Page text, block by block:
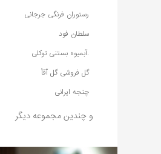
رستوران فرنگی جرجانی
سلطان فود
.آبمیوه بستنی توکلی
گل فروشی گل آقأ
چنجه ایرانی
و چندین مجموعه دیگر